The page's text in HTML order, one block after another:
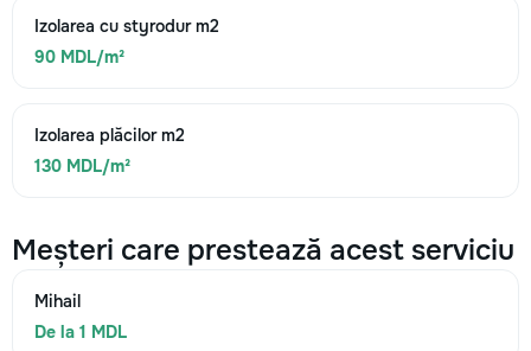
Izolarea cu styrodur m2
90 MDL/m²
Izolarea plăcilor m2
130 MDL/m²
Meșteri care prestează acest serviciu
Mihail
De la 1 MDL